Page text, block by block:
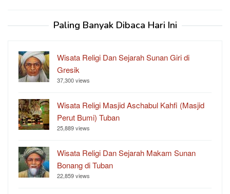
Paling Banyak Dibaca Hari Ini
Wisata Religi Dan Sejarah Sunan Giri di
Gresik
37,300 views
Wisata Religi Masjid Aschabul Kahfi (Masjid
Perut Bumi) Tuban
25,889 views
Wisata Religi Dan Sejarah Makam Sunan
Bonang di Tuban
22,859 views